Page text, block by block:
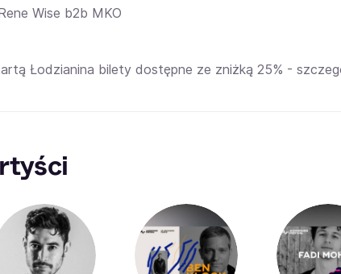
Wise b2b MKO
Łodzianina bilety dostępne ze zniżką 25% -